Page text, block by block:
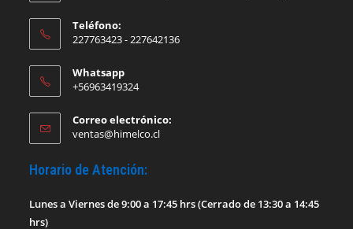
Teléfono:
227763423 - 227642136
Whatsapp
+56963419324
Correo electrónico:
ventas@himelco.clSe
Horario de Atención:
Lunes a Viernes de 9:00 a 17:45 hrs (Cerrado de 13:30 a 14:45
hrs)